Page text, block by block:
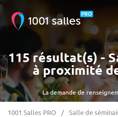
La demande de
115 résultat(s) -
à proximité
1001 Salles PRO Salle de